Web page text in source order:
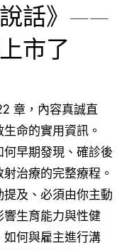
說話》——
市了
章，內容真誠直
命的實用資訊。
早期發現、確診後
治療的完整療程。
及、必須由你主動
生育能力與性健
何與雇主進行溝